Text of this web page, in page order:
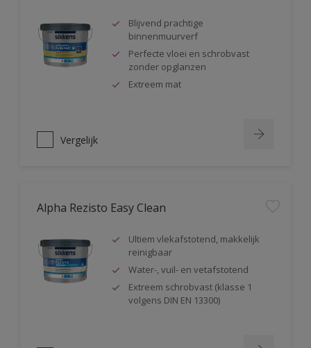
Blijvend prachtige
binnenmuurverf
Perfecte vloei en schrobvast
zonder opglanzen
Extreem mat
Vergelijk
Alpha Rezisto Easy Clean
Ultiem vlekafstotend, makkelijk
reinigbaar
Water-, vuil- en vetafstotend
Extreem schrobvast (klasse 1
volgens DIN EN 13300)